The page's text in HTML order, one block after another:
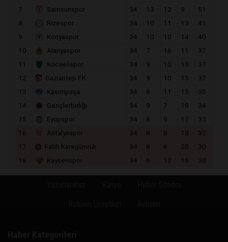
7
Samsunspor 34 13 12 9
51
8
Rizespor 34 10 11 13
41
9
Konyaspor 34 10 10 14
40
10
Alanyaspor 34 7 16 11
37
11
Kocaelispor 34 9 10 15
37
12
Gaziantep F.K. 34 9 10 15
37
13
Kasımpaşa 34 8 11 15
35
14
Gençlerbirliği 34 9 7 18
34
15
Eyüpspor 34 8 9 17
33
16
Antalyaspor 34 8 8 18
32
17
Fatih Karagümrük 34 8 6 20
30
18
Kayserispor 34 6 12 16 30